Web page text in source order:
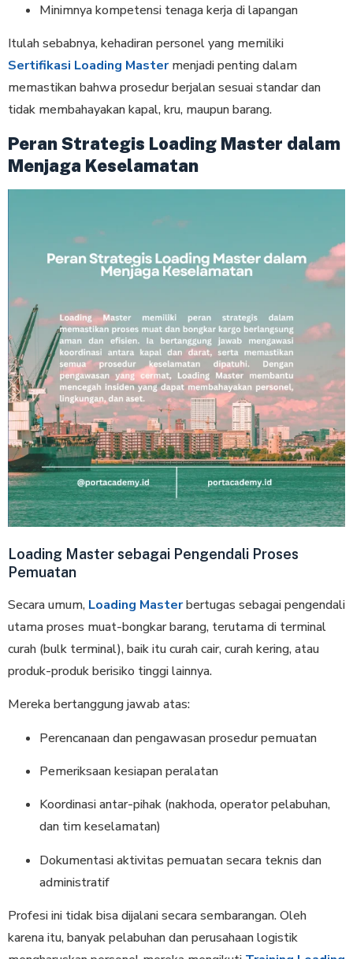
Minimnya kompetensi tenaga kerja di lapangan
Itulah sebabnya, kehadiran personel yang memiliki
Sertifikasi Loading Mastermenjadi penting dalam
memastikan bahwa prosedur berjalan sesuai standar dan
tidak membahayakan kapal, kru, maupun barang.
Peran Strategis Loading Master dalam
Menjaga Keselamatan
Loading Master sebagai Pengendali Proses
Pemuatan
Secara umum, Loading Masterbertugas sebagai pengendali
utama proses muat-bongkar barang, terutama di terminal
curah (bulk terminal), baik itu curah cair, curah kering, atau
produk-produk berisiko tinggi lainnya.
Mereka bertanggung jawab atas:
Perencanaan dan pengawasan prosedur pemuatan
Pemeriksaan kesiapan peralatan
Koordinasi antar-pihak (nakhoda, operator pelabuhan,
dan tim keselamatan)
Dokumentasi aktivitas pemuatan secara teknis dan
administratif
Profesi ini tidak bisa dijalani secara sembarangan. Oleh
karena itu, banyak pelabuhan dan perusahaan logistik